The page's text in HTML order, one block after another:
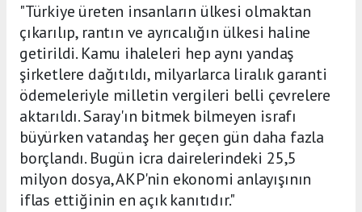
"Türkiye üreten insanların ülkesi olmaktan
çıkarılıp, rantın ve ayrıcalığın ülkesi haline
getirildi. Kamu ihaleleri hep aynı yandaş
şirketlere dağıtıldı, milyarlarca liralık garanti
ödemeleriyle milletin vergileri belli çevrelere
aktarıldı. Saray'ın bitmek bilmeyen israfı
büyürken vatandaş her geçen gün daha fazla
borçlandı. Bugün icra dairelerindeki 25,5
milyon dosya, AKP'nin ekonomi anlayışının
iflas ettiğinin en açık kanıtıdır."